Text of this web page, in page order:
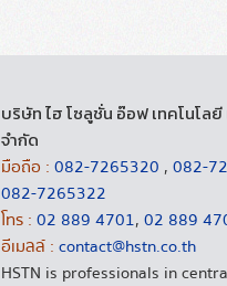
บริษัท ไฮ โซลูชั่น อ๊อฟ เทคโนโลยี
จำกัด
มือถือ : 082-7265320 , 082-
082-7265322
โทร : 02 889 4701, 02 889
อีเมลล์ : contact@hstn.co.th
HSTN is professionals in